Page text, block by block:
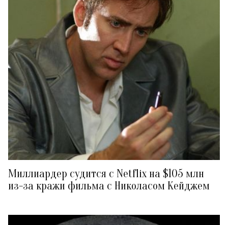
Миллиардер судится с Netflix на $105 млн
из-за кражи фильма с Николасом Кейджем